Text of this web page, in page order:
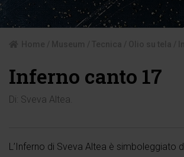
Inferno canto 17
Di: Sveva Altea
L’Inferno di Sveva Altea è simboleggiato